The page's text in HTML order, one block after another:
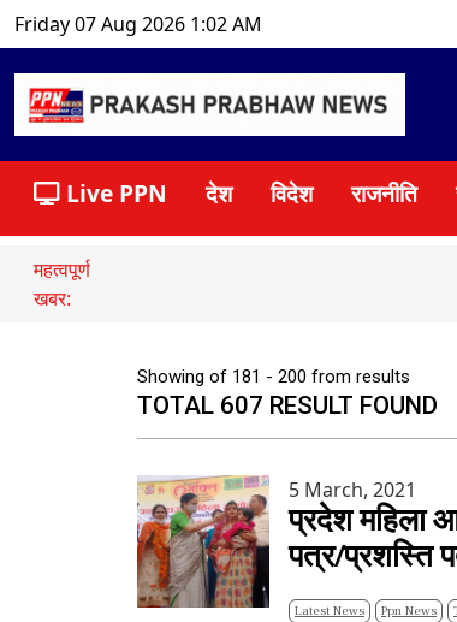
Friday 07 Aug 2026 1:02 AM
Live PPN देश विदेश राजनीति
महत्वपूर्ण
खबर:
Showing of 181 - 200 from results
TOTAL 607 RESULT FOUND
5 March, 2021
प्रदेश महिला
पत्र/प्रशस्ति
Latest News Ppn News